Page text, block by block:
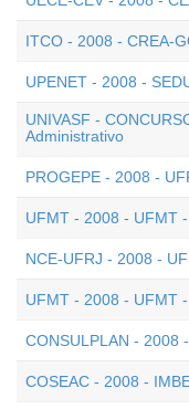
ITCO - 2008 - CREA-
UPENET - 2008 -
UNIVASF -
Administrativo
PROGEPE - 2008 -
UFMT - 2008 - UFMT
NCE-UFRJ - 2008 -
UFMT - 2008 - UFMT
CONSULPLAN - 2008
COSEAC - 2008 -